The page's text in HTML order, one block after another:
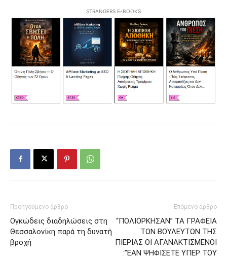
STRANGERS E-BOOKS
Προηγούμενο άρθρο
Ογκώδεις διαδηλώσεις στη
Θεσσαλονίκη παρά τη δυνατή
βροχή
Επόμενο άρθρο
“ΠΟΛΙΟΡΚΗΣΑΝ” ΤΑ ΓΡΑΦΕΙΑ
ΤΩΝ ΒΟΥΛΕΥΤΩΝ ΤΗΣ
ΠΙΕΡΙΑΣ ΟΙ ΑΓΑΝΑΚΤΙΣΜΕΝΟΙ
:”ΕΑΝ ΨΗΦΙΣΕΤΕ ΥΠΕΡ ΤΟΥ